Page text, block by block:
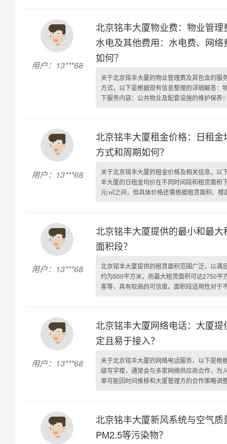
用户：13***68
北京铭丰大厦物业费：物业管
水电及其他费用：水电费、网
如何？
关于北京铭丰大厦的物业管理费及其包含的服
方式，以下是根据现有信息整理的详细解答：
下服务内容：公共物业及配套设施的维护保养
用户：13***68
北京铭丰大厦租金价格：日租
方式和周期如何？
关于北京铭丰大厦的租金价格及相关信息，以
丰大厦的日租金均价在不同时间段和租赁面积
元/㎡之间，但具体价格还需根据租赁面积、楼
用户：13***68
北京铭丰大厦提供的最小和最
面积段？
北京铭丰大厦提供的租赁面积范围广泛，以满
约为500平方米，而最大租赁面积可达2750平
客等，具有较高的可信度。面积段适用性对于
用户：13***68
北京铭丰大厦网络电话：大厦
定且易于接入？
关于北京铭丰大厦的网络电话服务，以下是根
级写字楼，通常会与多家网络供应商合作，为
单可能因时间推移和大厦管理方的合作策略调
北京铭丰大厦新风系统与空气
PM2.5等污染物？